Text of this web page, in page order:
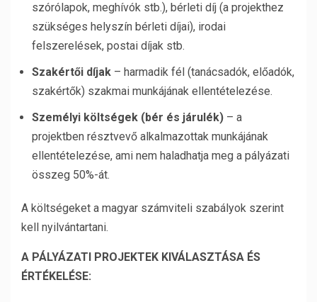
szórólapok, meghívók stb.), bérleti díj (a projekthez
szükséges helyszín bérleti díjai), irodai
felszerelések, postai díjak stb.
Szakértői díjak – harmadik fél (tanácsadók, előadók,
szakértők) szakmai munkájának ellentételezése.
Személyi költségek (bér és járulék) – a
projektben résztvevő alkalmazottak munkájának
ellentételezése, ami nem haladhatja meg a pályázati
összeg 50%-át.
A költségeket a magyar számviteli szabályok szerint
kell nyilvántartani.
A PÁLYÁZATI PROJEKTEK KIVÁLASZTÁSA ÉS
ÉRTÉKELÉSE: